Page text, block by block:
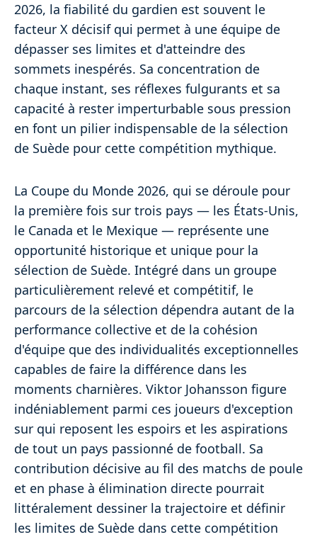
2026, la fiabilité du gardien est souvent le
facteur X décisif qui permet à une équipe de
dépasser ses limites et d'atteindre des
sommets inespérés. Sa concentration de
chaque instant, ses réflexes fulgurants et sa
capacité à rester imperturbable sous pression
en font un pilier indispensable de la sélection
de Suède pour cette compétition mythique.
La Coupe du Monde 2026, qui se déroule pour
la première fois sur trois pays — les États-Unis,
le Canada et le Mexique — représente une
opportunité historique et unique pour la
sélection de Suède. Intégré dans un groupe
particulièrement relevé et compétitif, le
parcours de la sélection dépendra autant de la
performance collective et de la cohésion
d'équipe que des individualités exceptionnelles
capables de faire la différence dans les
moments charnières. Viktor Johansson figure
indéniablement parmi ces joueurs d'exception
sur qui reposent les espoirs et les aspirations
de tout un pays passionné de football. Sa
contribution décisive au fil des matchs de poule
et en phase à élimination directe pourrait
littéralement dessiner la trajectoire et définir
les limites de Suède dans cette compétition